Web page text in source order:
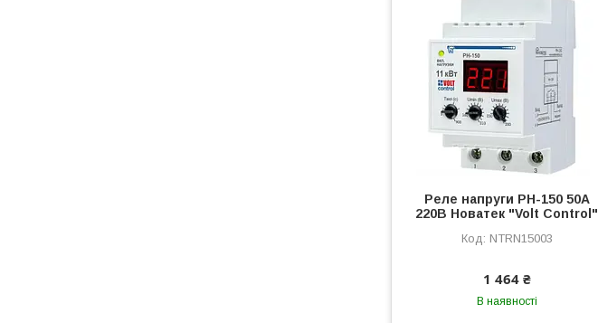
Реле напруги РН-150 50А
220В Новатек "Volt Control"
NTRN15003
1 464 ₴
В наявності